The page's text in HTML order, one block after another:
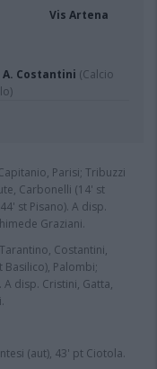
Vis Artena
A. Costantini (Calcio
Parisi; Tribuzzi
Carbonelli (14' st
st Pisano). A disp.
Graziani.
Costantini,
Basilico), Palombi;
disp. Cristini, Gatta,
(aut), 43' pt Ciotola.